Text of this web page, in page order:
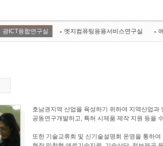
광ICT융합연구실 엣지컴퓨팅응용서비스연구실
호남권지역 산업을 육성하기 위하여 지역산업
공동연구개발하고, 특허 시제품 제작 지원 등을
또한 기술교류회 및 신기술설명회 운영을 통하